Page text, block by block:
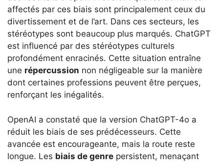
affectés par ces biais sont principalement ceux du
divertissement et de l’art. Dans ces secteurs, les
stéréotypes sont beaucoup plus marqués. ChatGPT
est influencé par des stéréotypes culturels
profondément enracinés. Cette situation entraîne
une répercussion non négligeable sur la manière
dont certaines professions peuvent être perçues,
renforçant les inégalités.
OpenAI a constaté que la version ChatGPT-4o a
réduit les biais de ses prédécesseurs. Cette
avancée est encourageante, mais la route reste
longue. Les biais de genre persistent, menaçant